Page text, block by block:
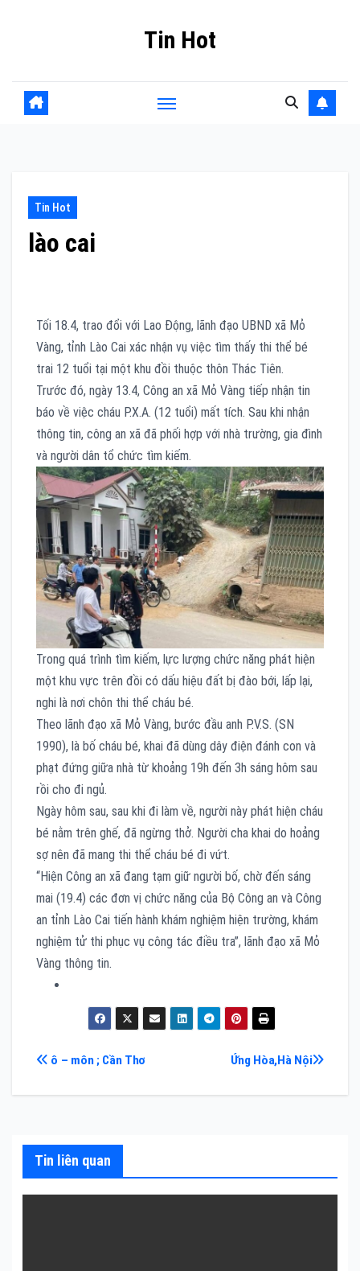
Tin Hot
Tin Hot
lào cai
Tối 18.4, trao đổi với Lao Động, lãnh đạo UBND xã Mỏ
Vàng, tỉnh Lào Cai xác nhận vụ việc tìm thấy thi thể bé
trai 12 tuổi tại một khu đồi thuộc thôn Thác Tiên.
Trước đó, ngày 13.4, Công an xã Mỏ Vàng tiếp nhận tin
báo về việc cháu P.X.A. (12 tuổi) mất tích. Sau khi nhận
thông tin, công an xã đã phối hợp với nhà trường, gia đình
và người dân tổ chức tìm kiếm.
Trong quá trình tìm kiếm, lực lượng chức năng phát hiện
một khu vực trên đồi có dấu hiệu đất bị đào bới, lấp lại,
nghi là nơi chôn thi thể cháu bé.
Theo lãnh đạo xã Mỏ Vàng, bước đầu anh P.V.S. (SN
1990), là bố cháu bé, khai đã dùng dây điện đánh con và
phạt đứng giữa nhà từ khoảng 19h đến 3h sáng hôm sau
rồi cho đi ngủ.
Ngày hôm sau, sau khi đi làm về, người này phát hiện cháu
bé nằm trên ghế, đã ngừng thở. Người cha khai do hoảng
sợ nên đã mang thi thể cháu bé đi vứt.
“Hiện Công an xã đang tạm giữ người bố, chờ đến sáng
mai (19.4) các đơn vị chức năng của Bộ Công an và Công
an tỉnh Lào Cai tiến hành khám nghiệm hiện trường, khám
nghiệm tử thi phục vụ công tác điều tra”, lãnh đạo xã Mỏ
Vàng thông tin.
Điều
hướng
viết
Ứng Hòa,Hà Nội
ô – môn ; Cần Thơ
Tin liên quan